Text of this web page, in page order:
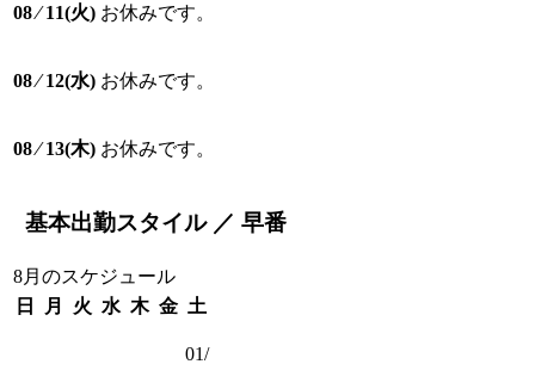
08 ⁄ 11(火) お休みです。
08 ⁄ 12(水) お休みです。
08 ⁄ 13(木) お休みです。
基本出勤スタイル ／ 早番
8月のスケジュール
日
月 火 水 木 金 土
01/